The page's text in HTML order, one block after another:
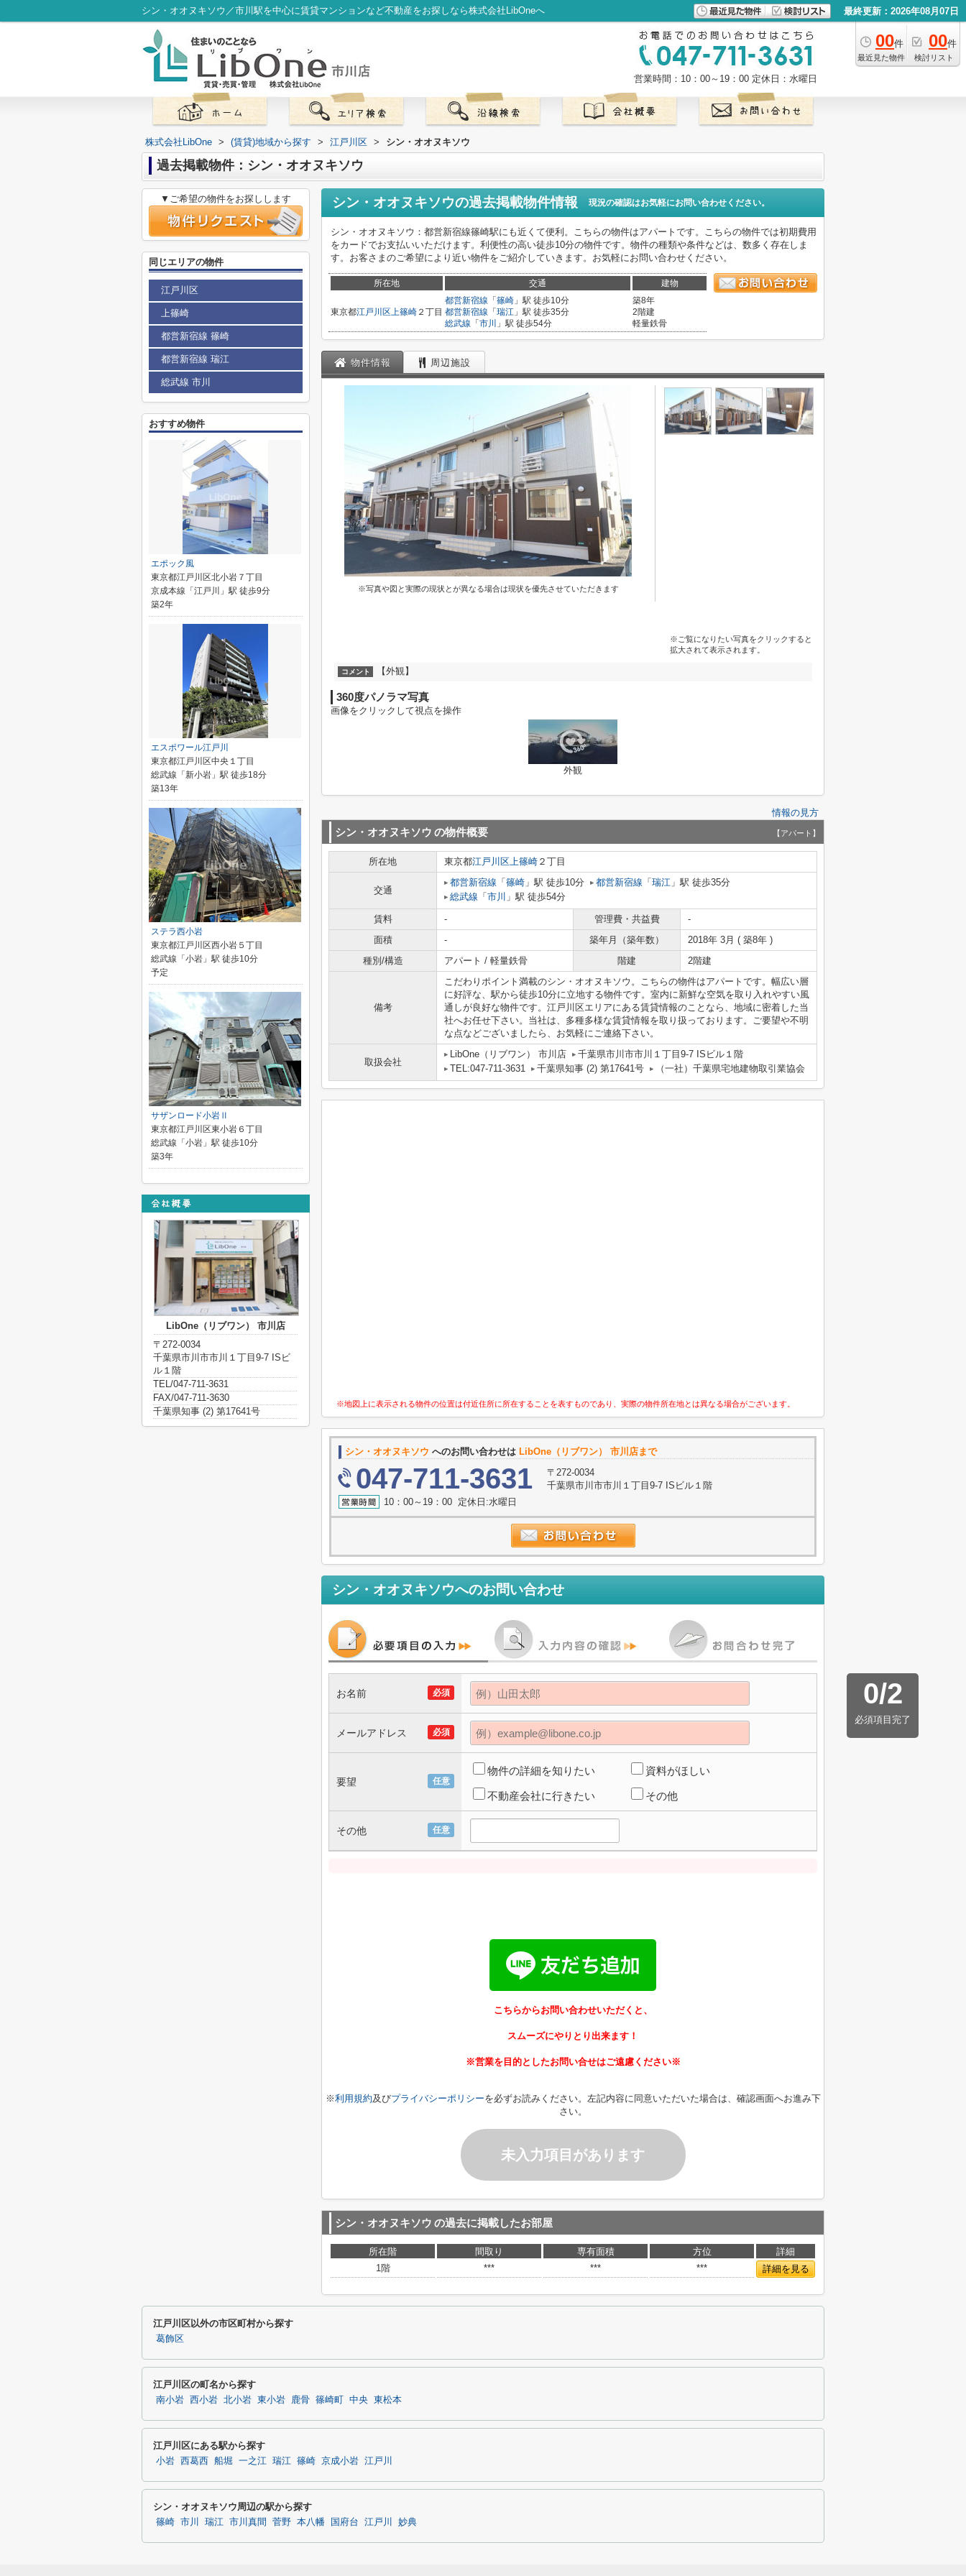
シン・オオヌキソウ／市川駅を中心に賃貸マンションなど不動産をお探しなら株式会社LibOneへ 最終更新：2026年08月07日
00件
最近見た物件
00件
検討リスト
営業時間：10：00～19：00 定休日：水曜日
株式会社LibOne > (賃貸)地域から探す > 江戸川区 > シン・オオヌキソウ
過去掲載物件：シン・オオヌキソウ
シン・オオヌキソウの過去掲載物件情報 現況の確認はお気軽にお問い合わせください。
シン・オオヌキソウ：都営新宿線篠崎駅にも近くて便利。こちらの物件はアパートです。こちらの物件では初期費用
をカードでお支払いいただけます。利便性の高い徒歩10分の物件です。物件の種類や条件などは、数多く存在しま
す。お客さまのご希望により近い物件をご紹介していきます。お気軽にお問い合わせください。
所在地 交通 建物
東京都江戸川区上篠崎 ２丁目
都営新宿線 「 篠崎 」駅 徒歩10分
都営新宿線 「 瑞江 」駅 徒歩35分
総武線 「 市川 」駅 徒歩54分
築8年
2階建
軽量鉄骨
物件情報 周辺施設
※写真や図と実際の現状とが異なる場合は現状を優先させていただきます
※ご覧になりたい写真をクリックすると
拡大されて表示されます。
コメント 【外観】
360度パノラマ写真
画像をクリックして視点を操作
外観
情報の見方
シン・オオヌキソウ の物件概要 【アパート】
所在地 東京都江戸川区上篠崎 ２丁目
交通
都営新宿線 「 篠崎 」駅 徒歩10分 都営新宿線 「 瑞江 」駅 徒歩35分
総武線 「 市川 」駅 徒歩54分
賃料 - 管理費・共益費
-
面積
- 築年月（築年数）
2018年 3月 ( 築8年 )
種別/構造
アパート / 軽量鉄骨 階建 2階建
備考
こだわりポイント満載のシン・オオヌキソウ。こちらの物件はアパートです。幅広い層
に好評な、駅から徒歩10分に立地する物件です。室内に新鮮な空気を取り入れやすい風
通しが良好な物件です。江戸川区エリアにある賃貸情報のことなら、地域に密着した当
社へお任せ下さい。当社は、多種多様な賃貸情報を取り扱っております。ご要望や不明
な点などございましたら、お気軽にご連絡下さい。
取扱会社
LibOne（リブワン） 市川店
千葉県市川市市川１丁目9-7 ISビル１階
TEL:047-711-3631
千葉県知事 (2) 第17641号 （一社）千葉県宅地建物取引業協会
※地図上に表示される物件の位置は付近住所に所在することを表すものであり、実際の物件所在地とは異なる場合がございます。
シン・オオヌキソウ へのお問い合わせは LibOne（リブワン） 市川店まで
047-711-3631
〒272-0034
千葉県市川市市川１丁目9-7 ISビル１階
10：00～19：00 定休日:水曜日
シン・オオヌキソウへのお問い合わせ
0/2
必須項目完了
必須
お名前
必須
メールアドレス
任意
要望
物件の詳細を知りたい 資料がほしい
不動産会社に行きたい その他
任意
その他
こちらからお問い合わせいただくと、
スムーズにやりとり出来ます！
※営業を目的としたお問い合せはご遠慮ください※
※利用規約及びプライバシーポリシーを必ずお読みください。左記内容に同意いただいた場合は、確認画面へお進み下
さい。
未入力項目があります
シン・オオヌキソウ の過去に掲載したお部屋
所在階 間取り 専有面積 方位
詳細
1階
*** *** *** 詳細を見る
▼ご希望の物件をお探しします
同じエリアの物件
江戸川区
上篠崎
都営新宿線 篠崎
都営新宿線 瑞江
総武線 市川
おすすめ物件
エポック風
東京都江戸川区北小岩７丁目
京成本線「江戸川」駅 徒歩9分
築2年
エスポワール江戸川
東京都江戸川区中央１丁目
総武線「新小岩」駅 徒歩18分
築13年
ステラ西小岩
東京都江戸川区西小岩５丁目
総武線「小岩」駅 徒歩10分
予定
サザンロード小岩Ⅱ
東京都江戸川区東小岩６丁目
総武線「小岩」駅 徒歩10分
築3年
LibOne（リブワン） 市川店
〒272-0034
千葉県市川市市川１丁目9-7 ISビ
ル１階
TEL/047-711-3631
FAX/047-711-3630
千葉県知事 (2) 第17641号
江戸川区以外の市区町村から探す
葛飾区
江戸川区の町名から探す
南小岩 西小岩 北小岩 東小岩 鹿骨 篠崎町 中央 東松本
江戸川区にある駅から探す
小岩 西葛西 船堀 一之江 瑞江 篠崎 京成小岩 江戸川
シン・オオヌキソウ周辺の駅から探す
篠崎 市川 瑞江 市川真間 菅野 本八幡 国府台 江戸川 妙典